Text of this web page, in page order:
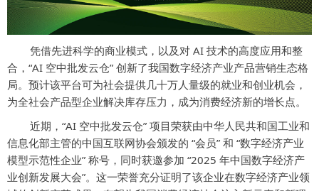
凭借先进科学的商业模式，以及对 AI 技术的高度应用和整
合，“AI 空中批发云仓” 创新了我国数字经济产业产品营销生态格
局。预计该平台可为社会提供几十万人量级的就业和创业机会，
为全社会产品型企业解决库存压力，成为消费经济新的增长点。
近期，“AI 空中批发云仓” 项目荣获由中华人民共和国工业和
信息化部主管的中国互联网协会颁发的 “会员” 和 “数字经济产业
模型示范性企业” 称号，同时获邀参加 “2025 年中国数字经济产
业创新发展大会”。这一荣誉充分证明了该企业在数字经济产业领